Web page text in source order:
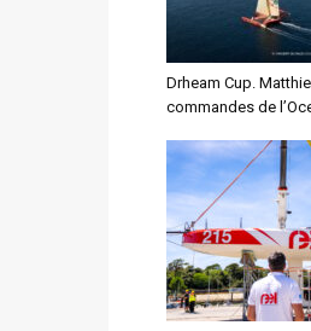
Drheam Cup.
commandes de